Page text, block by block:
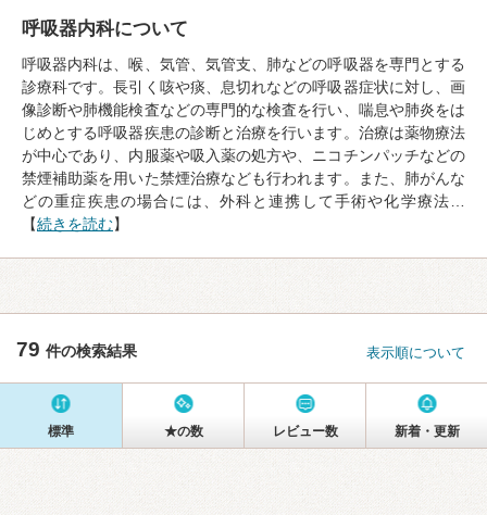
呼吸器内科について
呼吸器内科は、喉、気管、気管支、肺などの呼吸器を専門とする
診療科です。長引く咳や痰、息切れなどの呼吸器症状に対し、画
像診断や肺機能検査などの専門的な検査を行い、喘息や肺炎をは
じめとする呼吸器疾患の診断と治療を行います。治療は薬物療法
が中心であり、内服薬や吸入薬の処方や、ニコチンパッチなどの
禁煙補助薬を用いた禁煙治療なども行われます。また、肺がんな
どの重症疾患の場合には、外科と連携して手術や化学療法…
【続きを読む】
79 件の検索結果 表示順について
標準 ★の数 レビュー数 新着・更新